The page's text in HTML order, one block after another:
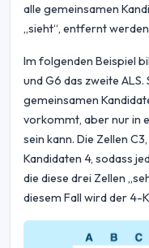
alle gemeinsamen
„sieht“, entfernt
Im folgenden Beispiel
und G6 das zweite
gemeinsamen
vorkommt, aber nur in
sein kann. Die Zellen
Kandidaten 4, sodass
die diese drei Zellen
diesem Fall wird der 4-